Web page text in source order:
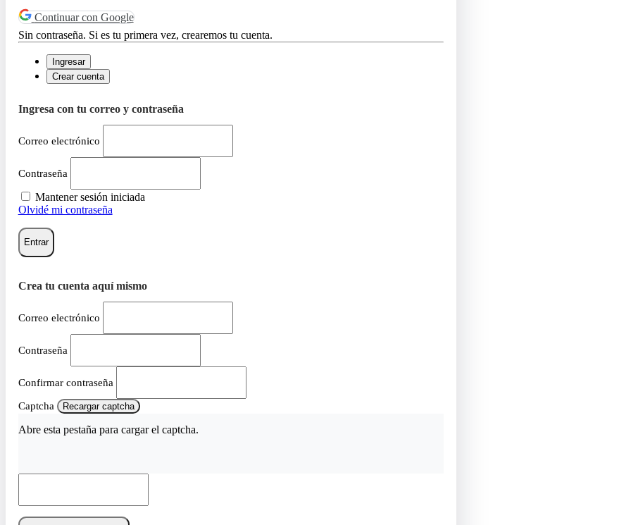
Continuar con Google
Sin contraseña. Si es tu primera vez, crearemos tu cuenta.
Ingresar
Crear cuenta
Ingresa con tu correo y contraseña
Correo electrónico
Contraseña
Mantener sesión iniciada
Olvidé mi contraseña
Entrar
Crea tu cuenta aquí mismo
Correo electrónico
Contraseña
Confirmar contraseña
Captcha Recargar captcha
Abre esta pestaña para cargar el captcha.